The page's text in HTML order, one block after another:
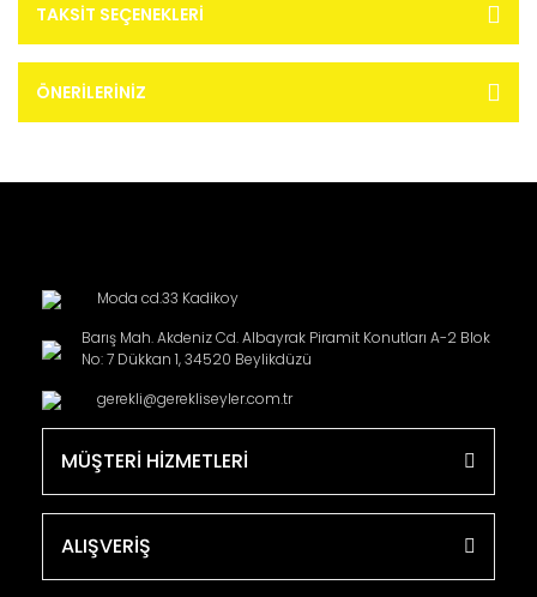
TAKSIT SEÇENEKLERI
ÖNERILERINIZ
Moda cd.33 Kadikoy
Barış Mah. Akdeniz Cd. Albayrak Piramit Konutları A-2 Blok
No: 7 Dükkan 1, 34520 Beylikdüzü
gerekli@gerekliseyler.com.tr
MÜŞTERİ HİZMETLERİ
ALIŞVERİŞ